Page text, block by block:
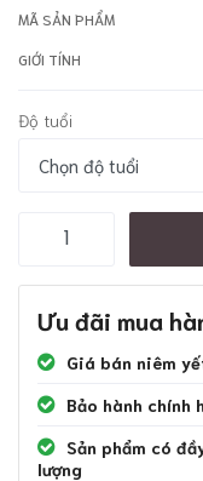
MÃ SẢN PHẨM
GIỚI TÍNH
Độ tuổi
Ưu đãi mua
Giá bán niêm
Bảo hành chính
Sản phẩm có
lượng